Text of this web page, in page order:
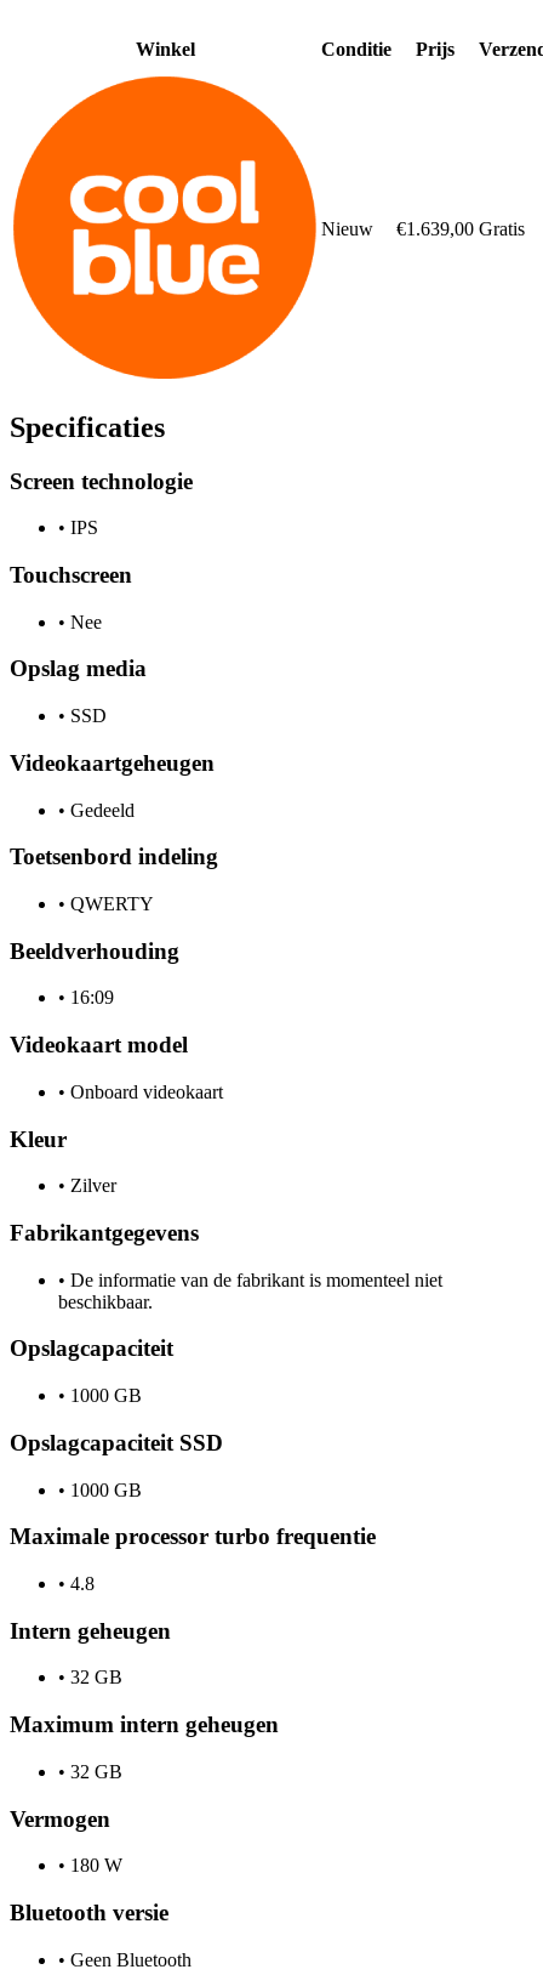
Winkel Conditie Prijs
Nieuw €1.639,00 Gratis
Specificaties
Screen technologie
• IPS
Touchscreen
• Nee
Opslag media
• SSD
Videokaartgeheugen
• Gedeeld
Toetsenbord indeling
• QWERTY
Beeldverhouding
• 16:09
Videokaart model
• Onboard videokaart
Kleur
• Zilver
Fabrikantgegevens
• De informatie van de fabrikant is momenteel niet
beschikbaar.
Opslagcapaciteit
• 1000 GB
Opslagcapaciteit SSD
• 1000 GB
Maximale processor turbo frequentie
• 4.8
Intern geheugen
• 32 GB
Maximum intern geheugen
• 32 GB
Vermogen
• 180 W
Bluetooth versie
• Geen Bluetooth